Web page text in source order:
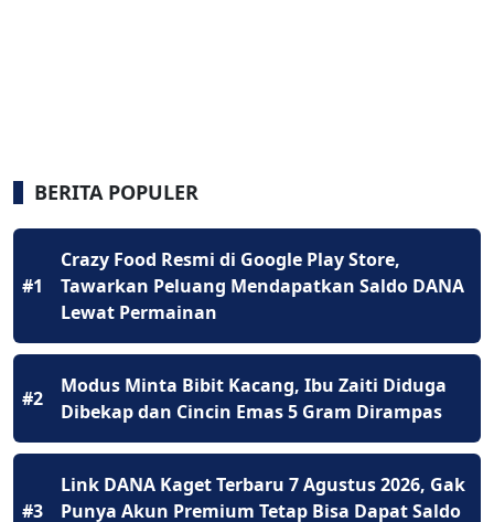
BERITA POPULER
#1
Crazy Food Resmi di Google Play Store,
Tawarkan Peluang Mendapatkan Saldo DANA
Lewat Permainan
#2
Modus Minta Bibit Kacang, Ibu Zaiti Diduga
Dibekap dan Cincin Emas 5 Gram Dirampas
#3
Link DANA Kaget Terbaru 7 Agustus 2026, Gak
Punya Akun Premium Tetap Bisa Dapat Saldo